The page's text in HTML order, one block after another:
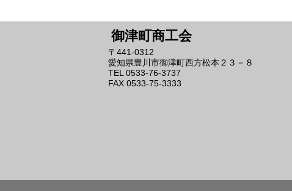
御津町商工会
〒441-0312
愛知県豊川市御津町西方松本２３－８
TEL 0533-76-3737
FAX 0533-75-3333